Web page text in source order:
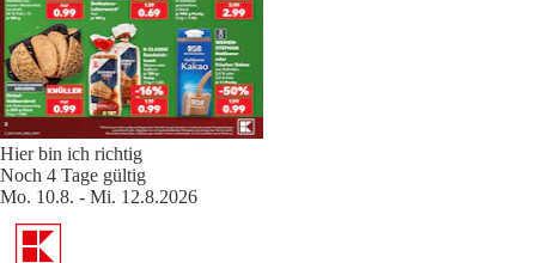
Hier bin ich richtig
Noch 4 Tage gültig
Mo. 10.8. - Mi. 12.8.2026